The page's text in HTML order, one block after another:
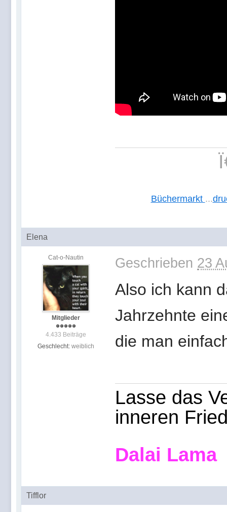
Büchermarkt ...
Elena
Cat-o-Nautin
Mitglieder
4.433 Beiträge
Geschlecht: weiblich
Geschrieben 23
Also ich kann
Jahrzehnte
die man
Lasse das
inneren
Dalai Lama
Tifflor